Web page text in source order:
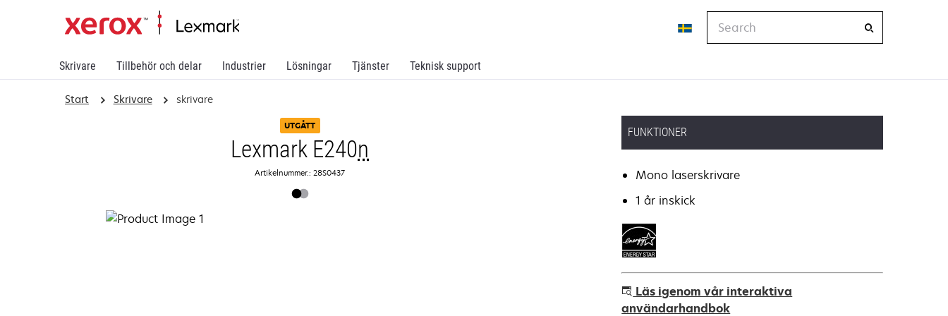
Skrivare Tillbehör och delar Industrier Lösningar Tjänster Teknisk support
Start Skrivare skrivare
UTGÅTT
Lexmark E240n
Artikelnummer.: 28S0437
FUNKTIONER
Mono laserskrivare
1 år inskick
Läs igenom vår interaktiva
användarhandbok